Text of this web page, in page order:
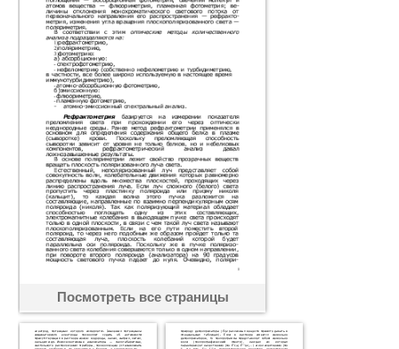
Посмотреть все страницы